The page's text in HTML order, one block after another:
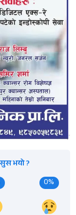
भयो ?
0%